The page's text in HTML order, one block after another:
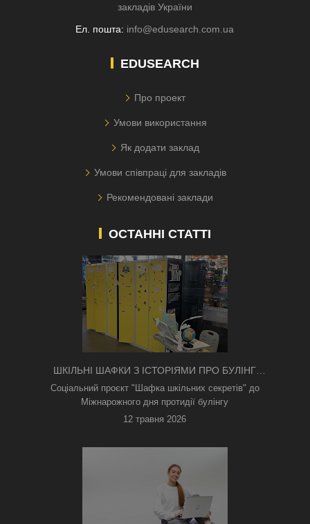
закладів України
Ел. пошта: info@edusearch.com.ua
EDUSEARCH
Про проект
Умови використання
Як додати заклад
Умови співпраці для закладів
Рекомендовані заклади
ОСТАННІ СТАТТІ
ШКІЛЬНІ ШАФКИ З ІСТОРІЯМИ ПРО БУЛІНГ
З'ЯВИЛИСЯ В КИЄВІ
Соціальний проєкт "Шафка шкільних секретів" до
Міжнарожного дня протидії булінгу
12 травня 2026